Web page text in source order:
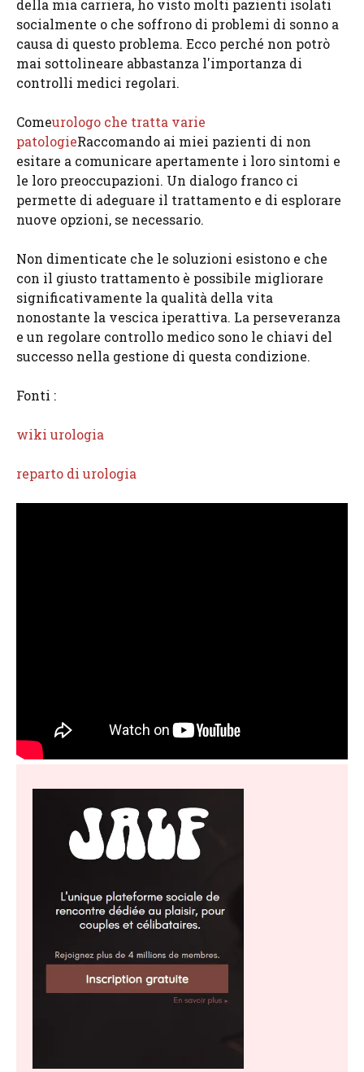
della mia carriera, ho visto molti pazienti isolati
socialmente o che soffrono di problemi di sonno a
causa di questo problema. Ecco perché non potrò
mai sottolineare abbastanza l'importanza di
controlli medici regolari.
Comeurologo che tratta varie
patologieRaccomando ai miei pazienti di non
esitare a comunicare apertamente i loro sintomi e
le loro preoccupazioni. Un dialogo franco ci
permette di adeguare il trattamento e di esplorare
nuove opzioni, se necessario.
Non dimenticate che le soluzioni esistono e che
con il giusto trattamento è possibile migliorare
significativamente la qualità della vita
nonostante la vescica iperattiva. La perseveranza
e un regolare controllo medico sono le chiavi del
successo nella gestione di questa condizione.
Fonti :
wiki urologia
reparto di urologia